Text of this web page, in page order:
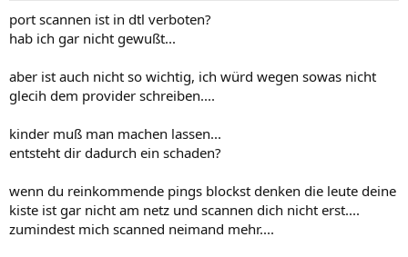
port scannen ist in dtl verboten?
hab ich gar nicht gewußt...
aber ist auch nicht so wichtig, ich würd wegen sowas nicht
glecih dem provider schreiben....
kinder muß man machen lassen...
entsteht dir dadurch ein schaden?
wenn du reinkommende pings blockst denken die leute deine
kiste ist gar nicht am netz und scannen dich nicht erst....
zumindest mich scanned neimand mehr....